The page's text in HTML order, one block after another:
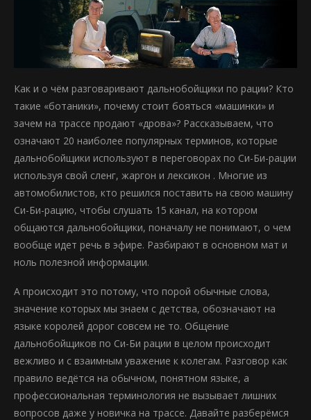
Как и о чём разговаривают дальнобойщики по рации? Кто
такие «ботаники», почему стоит бояться «машинки» и
зачем на трассе продают «дрова»? Рассказываем, что
означают 20 наиболее популярных терминов, которые
дальнобойщики используют в переговорах по Си-Би-рации
используя свой сленг, жаргон и лексикон . Многие из
автомобилистов, кто решился поставить на свою машину
Cи-Би-рацию, чтобы слушать 15 канал, на котором
общаются дальнобойщики, поначалу не понимают, о чем
вообще идет речь в эфире. Разбирают в основном мат и
ноль полезной информации.
А происходит это потому, что порой обычные слова,
значение которых мы знаем с детства, обозначают на
языке королей дорог совсем не то. Общение
дальнобойщиков по Cи-Би рации в целом происходит
вежливо и с взаимным уважение к колегам. Разговор как
правило ведётся на обычном, понятном языке, а
профессиональная терминология не вызывает лишних
вопросов даже у новичка на трассе. Давайте разберёмся